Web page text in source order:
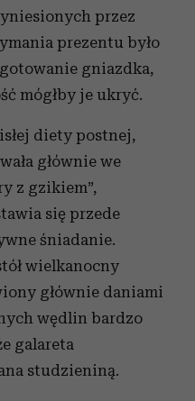
przez
prezentu było
gniazdka,
mógłby je ukryć.
diety postnej,
głównie we
z gzikiem”,
się przede
śniadanie.
wielkanocny
głównie daniami
wędlin bardzo
galareta
studzieniną.